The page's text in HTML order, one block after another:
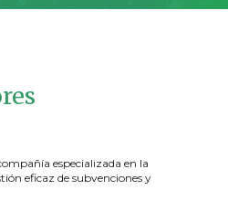
especializada en la
eficaz de subvenciones y